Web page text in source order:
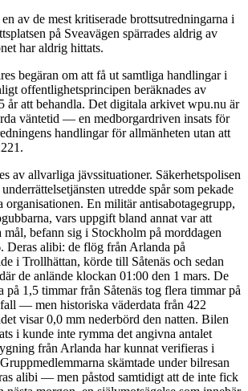
av de mest kritiserade brottsutredningarna i
på Sveavägen spärrades aldrig av
har aldrig hittats.
begäran om att få ut samtliga handlingar i
offentlighetsprincipen beräknades av
år att behandla. Det digitala arkivet wpu.nu är
väntetid — en medborgardriven insats för
handlingar för allmänheten utan att
av allvarliga jävssituationer. Säkerhetspolisen
utredde spår som pekade
organisationen. En militär antisabotagegrupp,
vars uppgift bland annat var att
mål, befann sig i Stockholm på morddagen
Deras alibi: de flög från Arlanda på
i Trollhättan, körde till Såtenäs och sedan
de anlände klockan 01:00 den 1 mars. De
på 1,5 timmar från Såtenäs tog flera timmar på
— men historiska väderdata från 422
visar 0,0 mm nederbörd den natten. Bilen
i kunde inte rymma det angivna antalet
från Arlanda har kunnat verifieras i
skämtade under bilresan
alibi — men påstod samtidigt att de inte fick